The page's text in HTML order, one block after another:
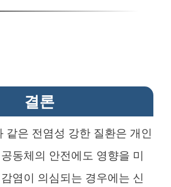
결론
같은 전염성 강한 질환은 개인
동체의 안전에도 영향을 미
염이 의심되는 경우에는 신